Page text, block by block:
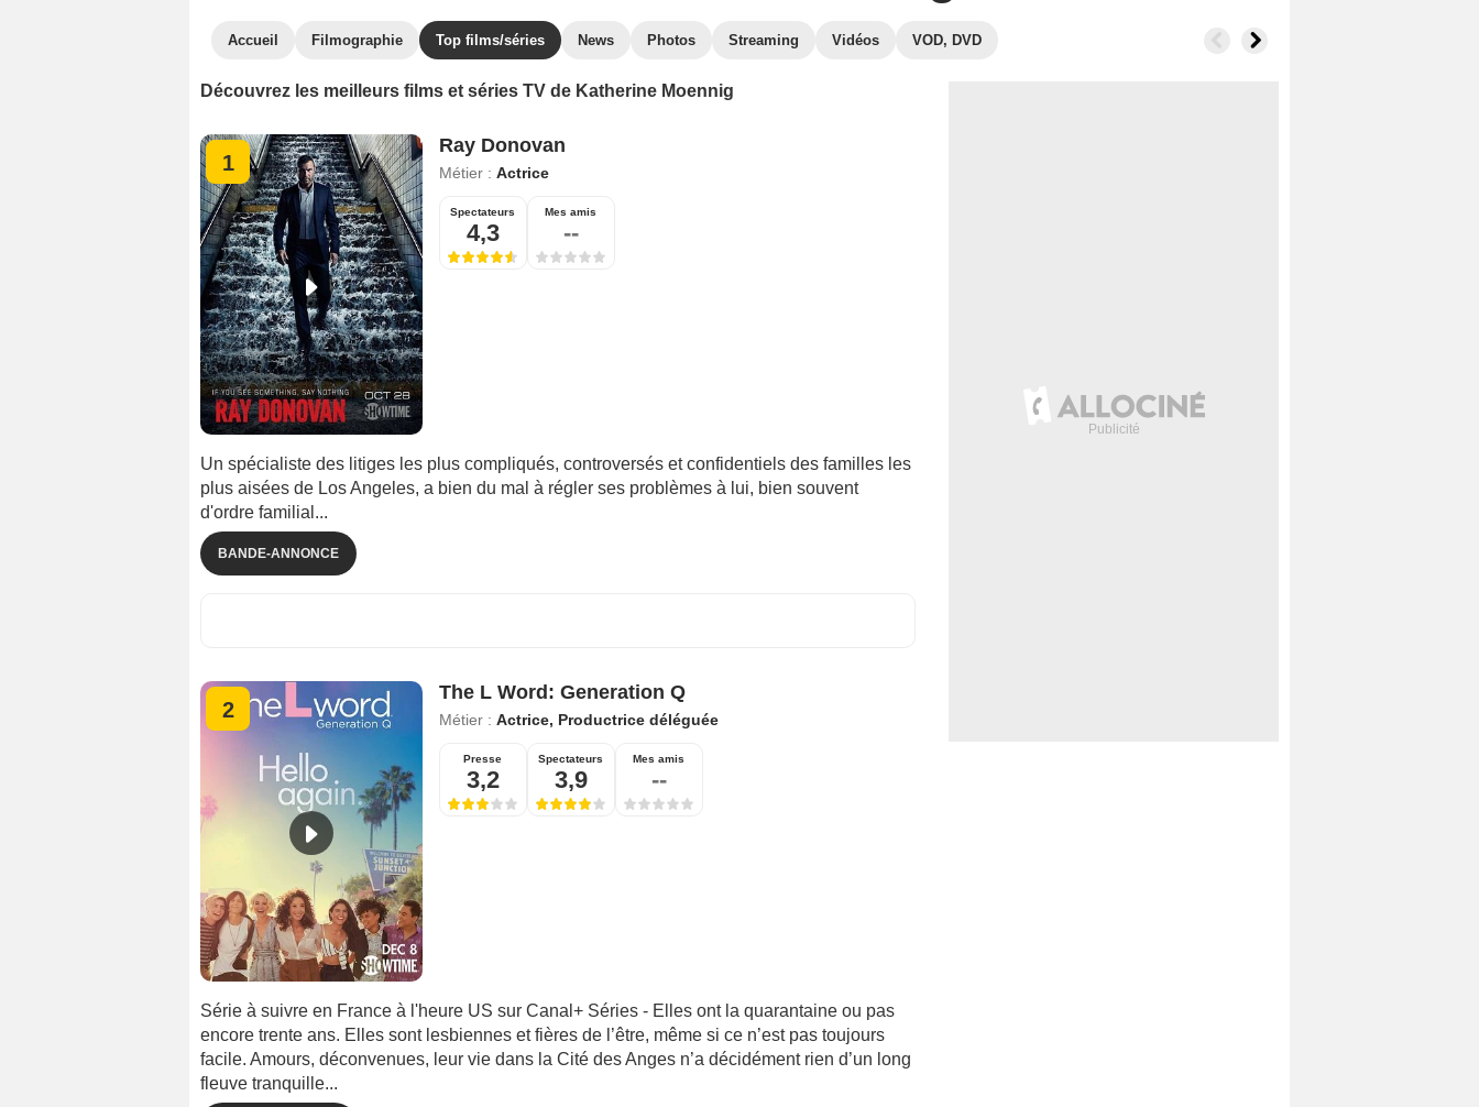
Accueil Filmographie Top films/séries News Photos Streaming Vidéos VOD, DVD
Découvrez les meilleurs films et séries TV de Katherine Moennig
1
Ray Donovan
Métier : Actrice
Spectateurs
4,3
Mes amis
--
Un spécialiste des litiges les plus compliqués, controversés et confidentiels des familles les
plus aisées de Los Angeles, a bien du mal à régler ses problèmes à lui, bien souvent
d'ordre familial...
BANDE-ANNONCE
2
The L Word: Generation Q
Métier : Actrice, Productrice déléguée
Presse
3,2
Spectateurs
3,9
Mes amis
--
Série à suivre en France à l'heure US sur Canal+ Séries - Elles ont la quarantaine ou pas
encore trente ans. Elles sont lesbiennes et fières de l’être, même si ce n’est pas toujours
facile. Amours, déconvenues, leur vie dans la Cité des Anges n’a décidément rien d’un long
fleuve tranquille...